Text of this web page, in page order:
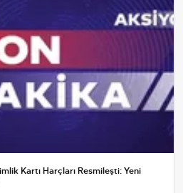
Kartı Harçları Resmileşti: Yeni